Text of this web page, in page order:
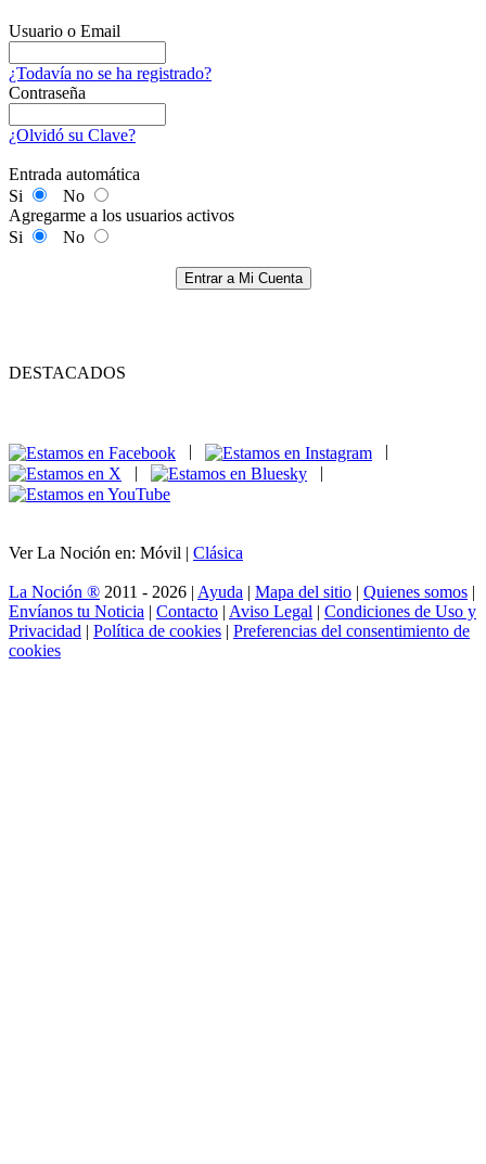
Usuario o Email
¿Todavía no se ha registrado?
Contraseña
¿Olvidó su Clave?
Entrada automática
Si
No
Agregarme a los usuarios activos
Si
No
Entrar a Mi Cuenta
DESTACADOS
|
|
Ver La Noción en: Móvil | Clásica
La Noción ® 2011 - 2026 | Ayuda | Mapa del sitio | Quienes somos |
Envíanos tu Noticia | Contacto | Aviso Legal | Condiciones de Uso y
Privacidad | Política de cookies | Preferencias del consentimiento de
cookies